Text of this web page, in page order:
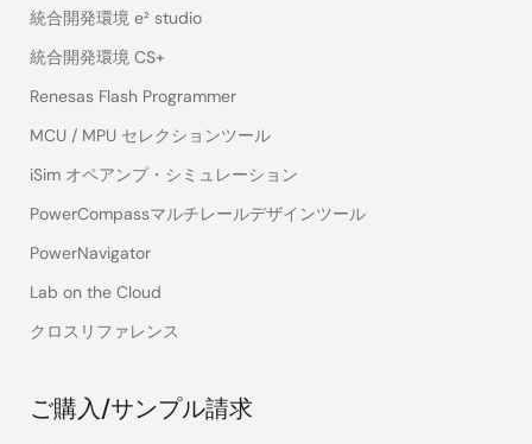
統合開発環境 e² studio
統合開発環境 CS+
Renesas Flash Programmer
MCU / MPU セレクションツール
iSim オペアンプ・シミュレーション
PowerCompassマルチレールデザインツール
PowerNavigator
Lab on the Cloud
クロスリファレンス
ご購入/サンプル請求